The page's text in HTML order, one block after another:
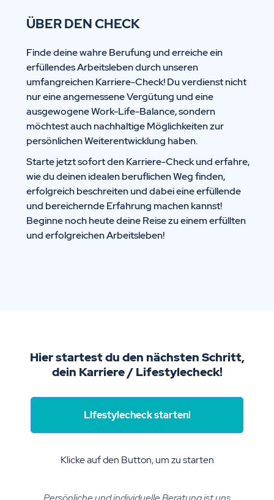
ÜBER DEN CHECK
Finde deine wahre Berufung und erreiche ein
erfüllendes Arbeitsleben durch unseren
umfangreichen Karriere-Check! Du verdienst nicht
nur eine angemessene Vergütung und eine
ausgewogene Work-Life-Balance, sondern
möchtest auch nachhaltige Möglichkeiten zur
persönlichen Weiterentwicklung haben.
Starte jetzt sofort den Karriere-Check und erfahre,
wie du deinen idealen beruflichen Weg finden,
erfolgreich beschreiten und dabei eine erfüllende
und bereichernde Erfahrung machen kannst!
Beginne noch heute deine Reise zu einem erfüllten
und erfolgreichen Arbeitsleben!
Hier startest du den nächsten Schritt,
dein Karriere / Lifestylecheck!
Lifestylecheck starten!
Klicke auf den Button, um zu starten